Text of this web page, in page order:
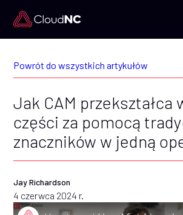
Powrót do wszystkich artykułów
Jak CAM przekształca
części za pomocą
znaczników w jedną
Jay Richardson
4 czerwca 2024 r.